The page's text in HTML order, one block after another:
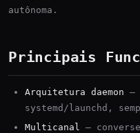
autônoma.
Principais
Arquitetura daemon —
systemd/launchd,
Multicanal
—